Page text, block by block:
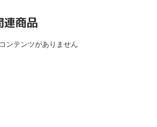
連商品
ンテンツがありません